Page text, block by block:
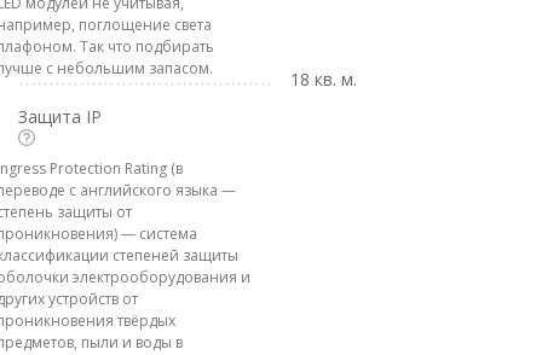
поглощение света
Так что подбирать
с небольшим запасом.
18 кв. м.
Защита IP
Protection Rating (в
с английского языка —
защиты от
— система
степеней защиты
электрооборудования и
устройств от
твёрдых
пыли и воды в